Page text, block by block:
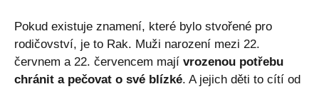
Pokud existuje znamení, které bylo stvořené pro
rodičovství, je to Rak. Muži narození mezi 22.
červnem a 22. červencem mají vrozenou potřebu
chránit a pečovat o své blízké. A jejich děti to cítí od